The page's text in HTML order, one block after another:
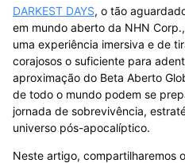
DARKEST DAYS, o tão
em mundo aberto da NHN
uma experiência imersiva e de
corajosos o suficiente para
aproximação do Beta Aberto
de todo o mundo podem se
jornada de sobrevivência,
universo pós-apocalíptico.
Neste artigo, compartilharemos